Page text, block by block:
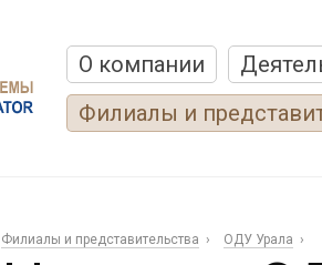
О компании
Филиалы и
Филиалы и представительства ОДУ Урала